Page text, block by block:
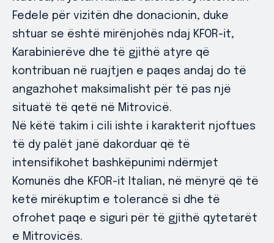
Fedele për vizitën dhe donacionin, duke
shtuar se është mirënjohës ndaj KFOR-it,
Karabinierëve dhe të gjithë atyre që
kontribuan në ruajtjen e paqes andaj do të
angazhohet maksimalisht për të pas një
situatë të qetë në Mitrovicë.
Në këtë takim i cili ishte i karakterit njoftues
të dy palët janë dakorduar që të
intensifikohet bashkëpunimi ndërmjet
Komunës dhe KFOR-it Italian, në mënyrë që të
ketë mirëkuptim e tolerancë si dhe të
ofrohet paqe e siguri për të gjithë qytetarët
e Mitrovicës.